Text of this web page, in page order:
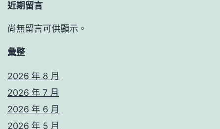
近期留言
尚無留言可供顯示。
彙整
2026 年 8 月
2026 年 7 月
2026 年 6 月
2026 年 5 月